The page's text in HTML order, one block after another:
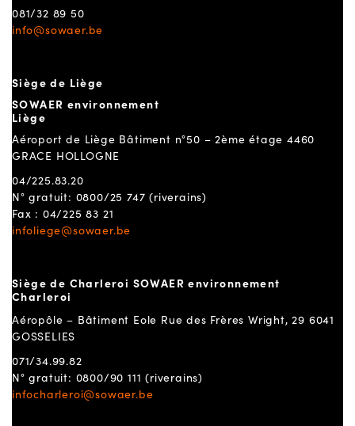
081/32 89 50
info@sowaer.be
Siège de Liège
SOWAER environnement
Liège
Aéroport de Liège Bâtiment n°50 – 2ème étage 4460
GRACE HOLLOGNE
04/225.83.20
N° gratuit: 0800/25 747 (riverains)
Fax : 04/225 83 21
infoliege@sowaer.be
Siège de Charleroi SOWAER environnement
Charleroi
Aéropôle – Bâtiment Eole Rue des Frères Wright, 29 6041
GOSSELIES
071/34.99.82
N° gratuit: 0800/90 111 (riverains)
infocharleroi@sowaer.be